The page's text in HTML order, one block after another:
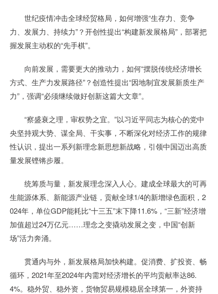
世纪疫情冲击全球经贸格局，如何增强“生存力、竞争
力、发展力、持续力”？开创性提出“构建新发展格局”，部署把
握发展主动权的“先手棋”。
向前发展，需要更大的推动力，如何“摆脱传统经济增长
方式、生产力发展路径”？创造性提出“因地制宜发展新质生产
力”，强调“必须继续做好创新这篇大文章”。
“察盛衰之理，审权势之宜。”以习近平同志为核心的党中
央坚持观大势、谋全局、干实事，不断深化对经济工作的规律
性认识，提出一系列新理念新思想新战略，引领中国迈出高质
量发展铿锵步履。
统筹质与量，新发展理念深入人心。建成全球最大的可再
生能源体系、新能源产业链，贡献全球1/4的新增绿色面积，2
024年，单位GDP能耗比“十三五”末下降11.6%，“三新”经济增
加值超过24万亿元……理念之变撬动发展之变，中国“创新
场”活力奔涌。
贯通内与外，新发展格局加快构建。促消费、扩投资、畅
循环，2021年至2024年内需对经济增长的平均贡献率达86.
4%。稳外贸、稳外资，货物贸易规模稳居全球第一，外资持